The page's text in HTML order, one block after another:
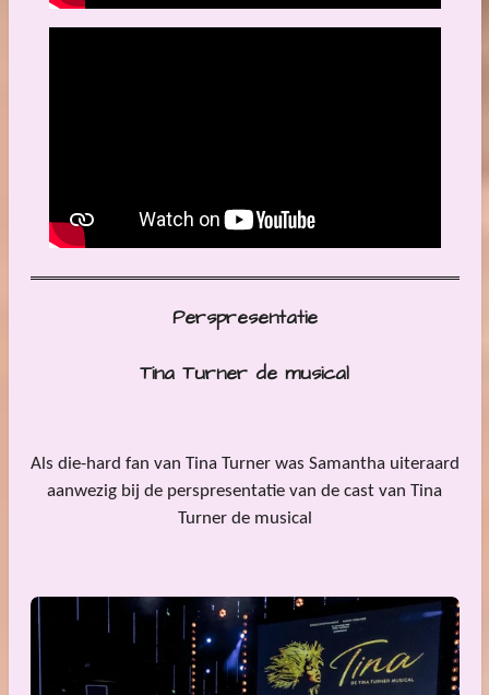
Perspresentatie
Tina Turner de musical
Als die-hard fan van Tina Turner was Samantha uiteraard
aanwezig bij de perspresentatie van de cast van Tina
Turner de musical